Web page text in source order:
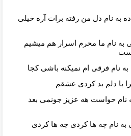
به نام دل من رفته برات آره خیلی
به نام ما محرم اسرار هم میشیم
نام فرقی ام نمیکنه باشی کجا
با دلم بد کردی عشقم
نام حواست هه عزیز جونمی بعد
به نام چه ها کردی چه ها کردی